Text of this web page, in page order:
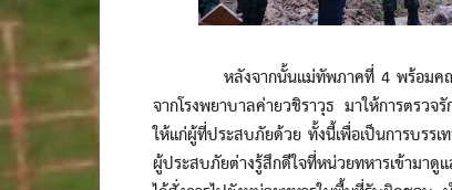
หลังจากนั้นแม่ทัพภาคที่ 4 พร้อมคณะ ไ
จากโรงพยาบาลค่ายวชิราวุธ มาให้การตร
ให้แก่ผู้ที่ประสบภัยด้วย ทั้งนี้เพื่อเป็นการบรร
ผู้ประสบภัยต่างรู้สึกดีใจที่หน่วยทหารเข้ามา